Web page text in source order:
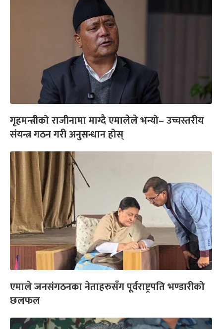
गृहमन्त्रीको राजीनामा माग्दै एमालेले भन्यो– उच्चस्तरीय
संयन्त्र गठन गरी अनुसन्धान होस्
एमाले जनसंगठनका नेताहरुसँग पूर्वराष्ट्रपति भण्डारीको
छलफल